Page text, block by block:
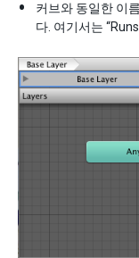
커브와 동일한 이
다. 여기서는